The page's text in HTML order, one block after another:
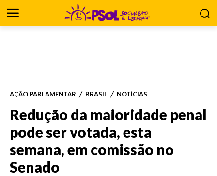
AÇÃO PARLAMENTAR BRASIL NOTÍCIAS
Redução da maioridade penal
pode ser votada, esta
semana, em comissão no
Senado